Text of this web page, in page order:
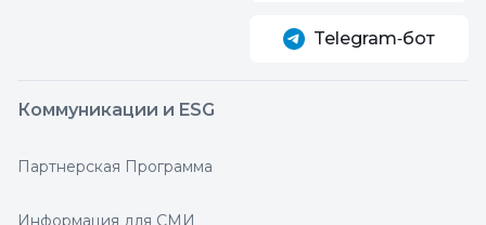
Telegram‑бот
Коммуникации и ESG
Партнерская Программа
Информация для СМИ